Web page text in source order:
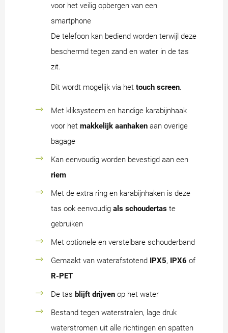
voor het veilig opbergen van een
smartphone
De telefoon kan bediend worden terwijl deze
beschermd tegen zand en water in de tas
zit.
Dit wordt mogelijk via het touch screen
Met kliksysteem en handige karabijnhaak
voor het makkelijk aanhaken aan overige
bagage
Kan eenvoudig worden bevestigd aan een
riem
Met de extra ring en karabijnhaken is deze
tas ook eenvoudig als schoudertas te
gebruiken
Met optionele en verstelbare schouderband
Gemaakt van waterafstotend IPX5, IPX6 of
R-PET
De tas blijft drijven op het water
Bestand tegen waterstralen, lage druk
waterstromen uit alle richtingen en spatten